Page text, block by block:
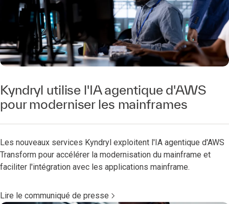
Kyndryl utilise l'IA agentique d'AWS
pour moderniser les mainframes
Les nouveaux services Kyndryl exploitent l'IA agentique d'AWS
Transform pour accélérer la modernisation du mainframe et
faciliter l'intégration avec les applications mainframe.
Lire le communiqué de presse